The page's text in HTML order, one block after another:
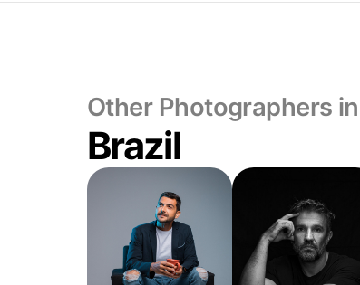
Other Photographers in
Brazil